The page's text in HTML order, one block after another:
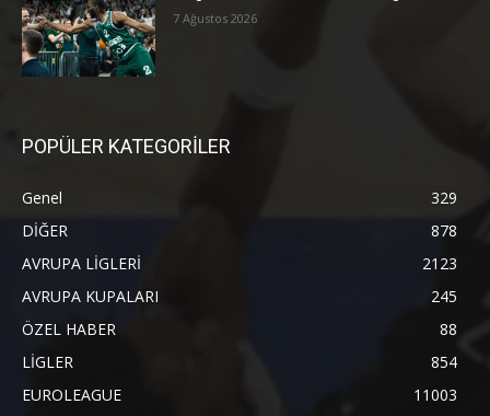
7 Ağustos 2026
POPÜLER KATEGORİLER
Genel
329
DİĞER
878
AVRUPA LİGLERİ
2123
AVRUPA KUPALARI
245
ÖZEL HABER
88
LİGLER
854
EUROLEAGUE
11003